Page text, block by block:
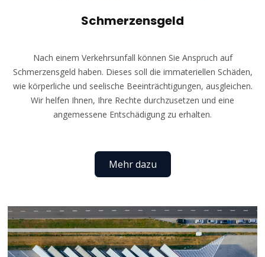
Schmerzensgeld
Nach einem Verkehrsunfall können Sie Anspruch auf
Schmerzensgeld haben. Dieses soll die immateriellen Schäden,
wie körperliche und seelische Beeinträchtigungen, ausgleichen.
Wir helfen Ihnen, Ihre Rechte durchzusetzen und eine
angemessene Entschädigung zu erhalten.
Mehr dazu